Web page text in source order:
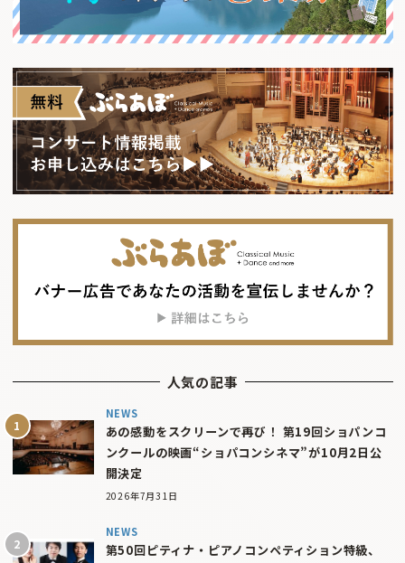
人気の記事
NEWS
あの感動をスクリーンで再び！ 第19回ショパンコ
ンクールの映画“ショパコンシネマ”が10月2日公
開決定
2026年7月31日
NEWS
第50回ピティナ・ピアノコンペティション特級、